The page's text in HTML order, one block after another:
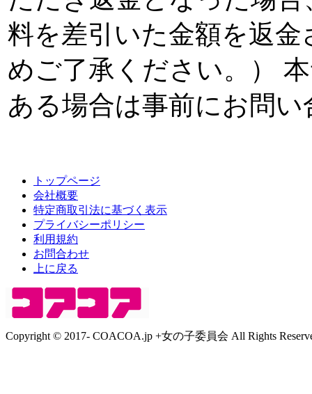
料を差引いた金額を返
めご了承ください。）
ある場合は事前にお問
トップページ
会社概要
特定商取引法に基づく表示
プライバシーポリシー
利用規約
お問合わせ
上に戻る
Copyright © 2017- COACOA.jp +女の子委員会 All Rights